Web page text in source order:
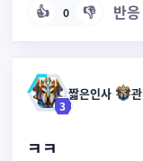
👍 0 👎 반응
3
짧은인사·
ㅋㅋ